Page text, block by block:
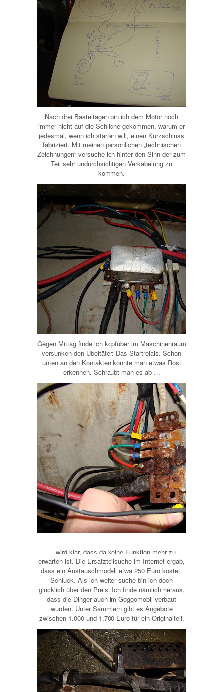
Nach drei Basteltagen bin ich dem Motor noch
immer nicht auf die Schliche gekommen, warum er
jedesmal, wenn ich starten will, einen Kurzschluss
fabriziert. Mit meinen persönlichen „technischen
Zeichnungen“ versuche ich hinter den Sinn der zum
Teil sehr undurchsichtigen Verkabelung zu
kommen.
Gegen Mittag finde ich kopfüber im Maschinenraum
versunken den Übeltäter: Das Startrelais. Schon
unten an den Kontakten konnte man etwas Rost
erkennen. Schraubt man es ab …
… wird klar, dass da keine Funktion mehr zu
erwarten ist. Die Ersatzteilsuche im Internet ergab,
dass ein Austauschmodell etwa 250 Euro kostet.
Schluck. Als ich weiter suche bin ich doch
glücklich über den Preis. Ich finde nämlich heraus,
dass die Dinger auch im Goggomobil verbaut
wurden. Unter Sammlern gibt es Angebote
zwischen 1.000 und 1.700 Euro für ein Originalteil.